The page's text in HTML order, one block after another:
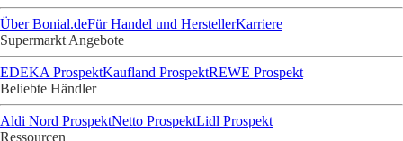
Über Bonial.deFür Handel und HerstellerKarriere
Supermarkt Angebote
EDEKA ProspektKaufland ProspektREWE Prospekt
Beliebte Händler
Aldi Nord ProspektNetto ProspektLidl Prospekt
Ressourcen